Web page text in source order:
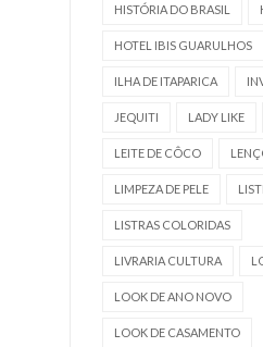
HISTÓRIA DO BRASIL
HOTEL IBIS GUARULHOS
ILHA DE ITAPARICA
JEQUITI LADY LIKE
LEITE DE CÔCO
LIMPEZA DE PELE
LISTRAS COLORIDAS
LIVRARIA CULTURA
LOOK DE ANO NOVO
LOOK DE CASAMENTO